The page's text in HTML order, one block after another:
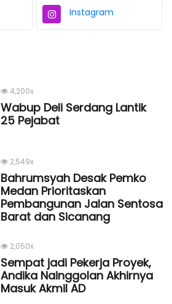
Instagram
4,200x
Wabup Deli Serdang Lantik
25 Pejabat
2,549x
Bahrumsyah Desak Pemko
Medan Prioritaskan
Pembangunan Jalan Sentosa
Barat dan Sicanang
2,050x
Sempat jadi Pekerja Proyek,
Andika Nainggolan Akhirnya
Masuk Akmil AD